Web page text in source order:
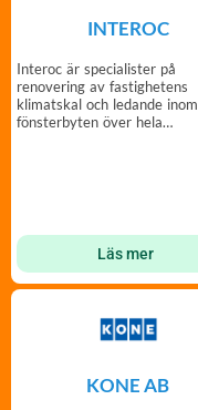
INTEROC
Interoc är specialister på
renovering av fastighetens
klimatskal och ledande inom
fönsterbyten över hela
Läs mer
KONE AB